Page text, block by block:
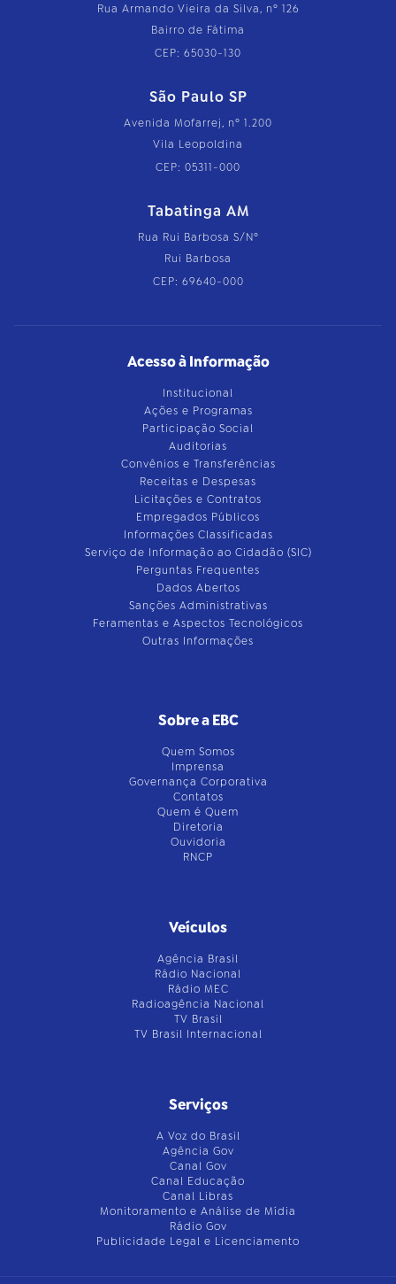
Rua Armando Vieira da Silva, nº 126
Bairro de Fátima
CEP: 65030-130
São Paulo SP
Avenida Mofarrej, nº 1.200
Vila Leopoldina
CEP: 05311-000
Tabatinga AM
Rua Rui Barbosa S/Nº
Rui Barbosa
CEP: 69640-000
Acesso à Informação
Institucional
Ações e Programas
Participação Social
Auditorias
Convênios e Transferências
Receitas e Despesas
Licitações e Contratos
Empregados Públicos
Informações Classificadas
Serviço de Informação ao Cidadão (SIC)
Perguntas Frequentes
Dados Abertos
Sanções Administrativas
Feramentas e Aspectos Tecnológicos
Outras Informações
Sobre a EBC
Quem Somos
Imprensa
Governança Corporativa
Contatos
Quem é Quem
Diretoria
Ouvidoria
RNCP
Veículos
Agência Brasil
Rádio Nacional
Rádio MEC
Radioagência Nacional
TV Brasil
TV Brasil Internacional
Serviços
A Voz do Brasil
Agência Gov
Canal Gov
Canal Educação
Canal Libras
Monitoramento e Análise de Mídia
Rádio Gov
Publicidade Legal e Licenciamento